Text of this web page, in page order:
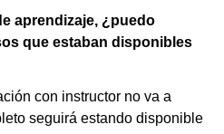
aprendizaje, ¿puedo
que estaban disponibles
con instructor no va a
seguirá estando disponible